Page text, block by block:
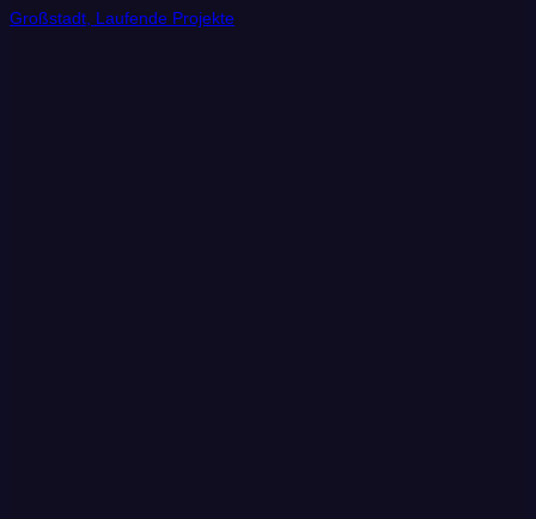
Großstadt, Laufende Projekte